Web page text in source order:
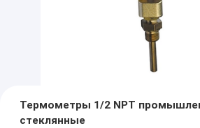
Термометры 1/2 NPT
стеклянные